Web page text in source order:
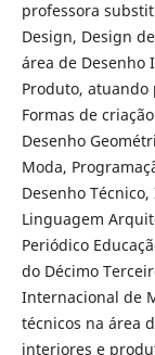
professora
Design, Design
área de Desenho
Produto,
Formas de
Desenho
Moda,
Desenho
Linguagem
Periódico
do Décimo
Internacional de
técnicos na área
interiores e